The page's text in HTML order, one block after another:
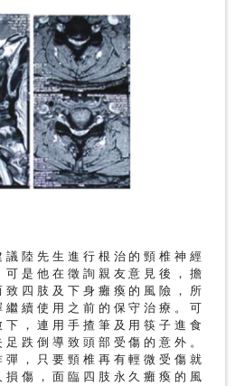
陸先生進行根治的頸椎神經
是他在徵詢親友意見後，擔
四肢及下身癱瘓的風險，所
繼續使用之前的保守治療。可
，連用手揸筆及用筷子進食
跌倒導致頭部受傷的意外。
，只要頸椎再有輕微受傷就
傷，面臨四肢永久癱瘓的風